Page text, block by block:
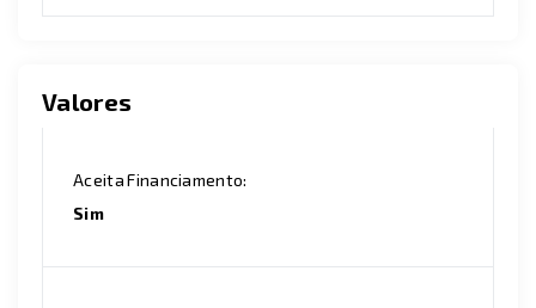
Valores
Aceita Financiamento:
Sim